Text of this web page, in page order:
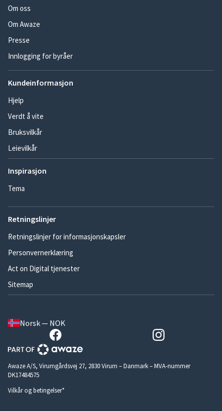
Om oss
Om Awaze
Presse
Innlogging for byråer
Kundeinformasjon
Hjelp
Verdt å vite
Bruksvilkår
Leievilkår
Inspirasjon
Tema
Retningslinjer
Retningslinjer for informasjonskapsler
Personvernerklæring
Act on Digital tjenester
Sitemap
Norsk — NOK
Awaze A/S, Virumgårdsvej 27, 2830 Virum – Danmark – MVA-nummer
DK17484575
Vilkår og betingelser*